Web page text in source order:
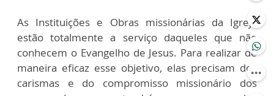
As Instituições e Obras missionárias da Igreja
estão totalmente a serviço daqueles que não
conhecem o Evangelho de Jesus. Para realizar de
maneira eficaz esse objetivo, elas precisam dos
carismas e do compromisso missionário dos